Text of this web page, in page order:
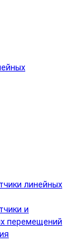
линейных
и
перемещений